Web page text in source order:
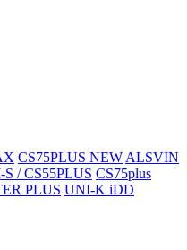
CS75PLUS NEW ALSVIN
/ CS55PLUS CS75plus
PLUS UNI-K iDD